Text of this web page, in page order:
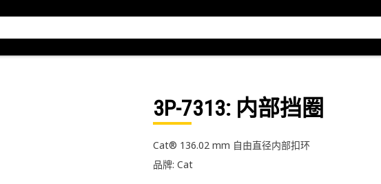
3P-7313: 内部挡圈
Cat® 136.02 mm 自由直径内部扣环
品牌: Cat